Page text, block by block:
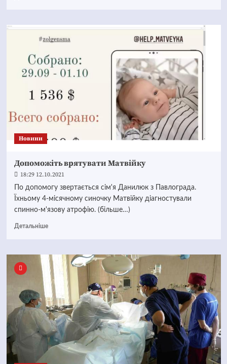
Новини
Допоможіть врятувати Матвійку
18:29 12.10.2021
По допомогу звертається сім'я Данилюк з Павлограда.
Їхньому 4-місячному синочку Матвійку діагностували
спинно-м'язову атрофію. (більше…)
Детальніше